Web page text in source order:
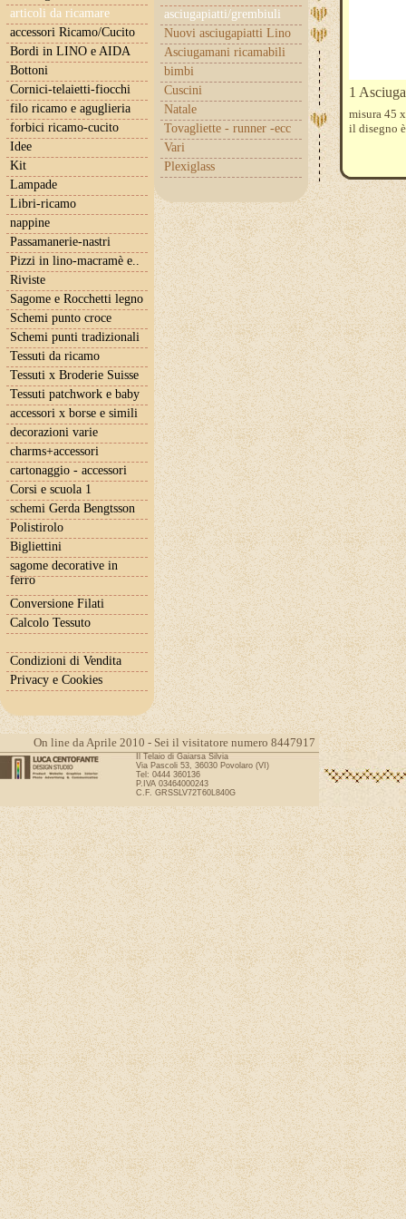
articoli da ricamare
asciugapiatti/grembiuli
Nuovi asciugapiatti Lino
Asciugamani ricamabili
bimbi
Cuscini
Natale
Tovagliette - runner -ecc
Vari
Plexiglass
accessori Ricamo/Cucito
Bordi in LINO e AIDA
Bottoni
Cornici-telaietti-fiocchi
filo ricamo e aguglieria
forbici ricamo-cucito
Idee
Kit
Lampade
Libri-ricamo
nappine
Passamanerie-nastri
Pizzi in lino-macramè e..
Riviste
Sagome e Rocchetti legno
Schemi punto croce
Schemi punti tradizionali
Tessuti da ricamo
Tessuti x Broderie Suisse
Tessuti patchwork e baby
accessori x borse e simili
decorazioni varie
charms+accessori
cartonaggio - accessori
Corsi e scuola 1
schemi Gerda Bengtsson
Polistirolo
Bigliettini
sagome decorative in
ferro
Conversione Filati
Calcolo Tessuto
Condizioni di Vendita
Privacy e Cookies
1
misura 45
il disegno
On line da Aprile 2010 - Sei il visitatore numero 8447917
Il Telaio di Gaiarsa Silvia
Via Pascoli 53, 36030 Povolaro (VI)
Tel: 0444 360136
P.IVA 03464000243
C.F. GRSSLV72T60L840G